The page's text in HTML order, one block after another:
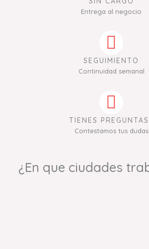
Entrega al negocio
SEGUIMIENTO
Continuidad semanal
TIENES
Contestamos tus dudas
¿En que ciudades